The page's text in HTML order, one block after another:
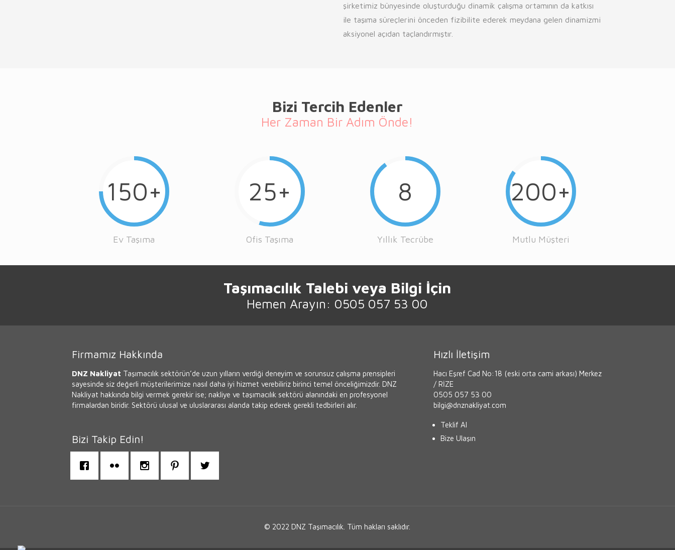
şirketimiz bünyesinde oluşturduğu dinamik çalışma ortamının da katkısı
ile taşıma süreçlerini önceden fizibilite ederek meydana gelen dinamizmi
aksiyonel açıdan taçlandırmıştır.
Bizi Tercih Edenler
Her Zaman Bir Adım Önde!
150+
Ev Taşıma
25+
Ofis Taşıma
8
Yıllık Tecrübe
200+
Mutlu Müşteri
Taşımacılık Talebi veya Bilgi İçin
Hemen Arayın: 0505 057 53 00
Firmamız Hakkında
DNZ Nakliyat Taşımacılık sektörün’de uzun yılların verdiği deneyim ve sorunsuz çalışma prensipleri
sayesinde siz değerli müşterilerimize nasıl daha iyi hizmet verebiliriz birinci temel önceliğimizdir. DNZ
Nakliyat hakkında bilgi vermek gerekir ise; nakliye ve taşımacılık sektörü alanındaki en profesyonel
firmalardan biridir. Sektörü ulusal ve uluslararası alanda takip ederek gerekli tedbirleri alır.
Bizi Takip Edin!
Hızlı İletişim
Hacı Eşref Cad No:18 (eski orta cami arkası) Merkez
/ RİZE
0505 057 53 00
bilgi@dnznakliyat.com
Teklif Al
Bize Ulaşın
© 2022 DNZ Taşımacılık. Tüm hakları saklıdır.